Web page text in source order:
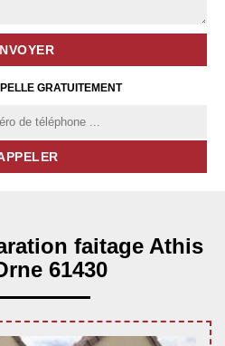
GRATUITEMENT
faitage Athis
61430